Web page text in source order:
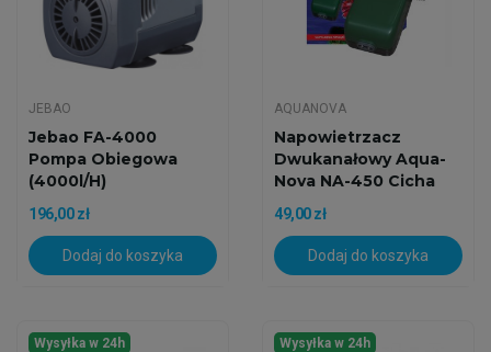
JEBAO
Jebao FA-4000
Pompa Obiegowa
(4000l/h)
196,00 zł
Dodaj do koszyka
AQUANOVA
Napowietrzacz
Dwukanałowy Aqua-
Nova NA-450 Cicha
Pompka...
49,00 zł
Dodaj do koszyka
Wysyłka w 24h Wysyłka w 24h